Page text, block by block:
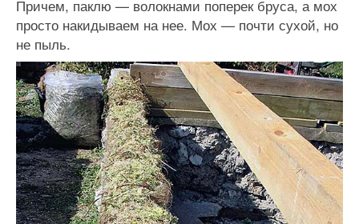
Причем, паклю — волокнами поперек бруса, а мох
просто накидываем на нее. Мох — почти сухой, но
не пыль.